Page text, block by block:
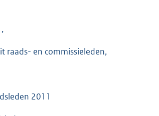
raads- en commissieleden,
2011